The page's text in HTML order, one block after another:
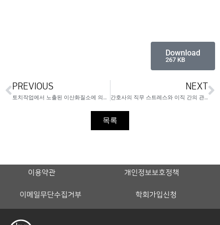
Download
267 KB
PREVIOUS
토치작업에서 노출된 이산화질소에 의한 폐부종 1례
NEXT
간호사의 직무 스트레스와 이직 간의 관련성
목록
이용약관 개인정보보호정책
이메일무단수집거부 학회가입신청